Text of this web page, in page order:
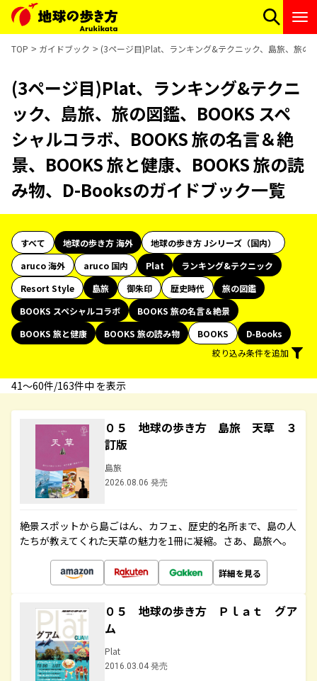
TOP ガイドブック (3ページ目)Plat、ランキング&テクニック、島旅、旅の
(3ページ目)Plat、ランキング&テクニ
ック、島旅、旅の図鑑、BOOKS スペ
シャルコラボ、BOOKS 旅の名言＆絶
景、BOOKS 旅と健康、BOOKS 旅の読
み物、D-Booksのガイドブック一覧
すべて 地球の歩き方 海外
地球の歩き方 Jシリーズ（国内）
aruco 海外
aruco 国内 Plat
ランキング&テクニック
Resort Style
島旅 御朱印 歴史時代
旅の図鑑
BOOKS スペシャルコラボ
BOOKS 旅の名言＆絶景
BOOKS 旅と健康
BOOKS 旅の読み物 BOOKS
D-Books
絞り込み条件を追加
41〜60件/163件中 を表示
０５ 地球の歩き方 島旅 天草 ３
訂版
島旅
2026.08.06 発売
絶景スポットから島ごはん、カフェ、歴史的名所まで、島の人
たちが教えてくれた天草の魅力を1冊に凝縮。さあ、島旅へ。
詳細を見る
０５ 地球の歩き方 Ｐｌａｔ グア
ム
Plat
2016.03.04 発売